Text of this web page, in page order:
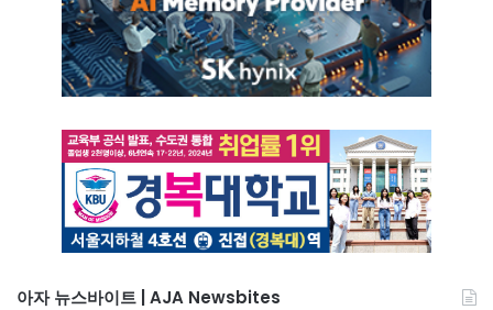
아자 뉴스바이트 | AJA Newsbites